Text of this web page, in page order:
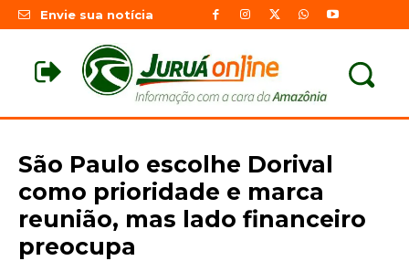
Envie sua notícia
São Paulo escolhe Dorival
como prioridade e marca
reunião, mas lado financeiro
preocupa